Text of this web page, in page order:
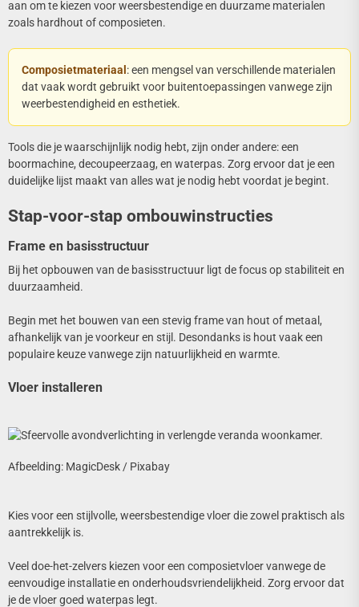
aan om te kiezen voor weersbestendige en duurzame materialen
zoals hardhout of composieten.
Composietmateriaal : een mengsel van verschillende materialen
dat vaak wordt gebruikt voor buitentoepassingen vanwege zijn
weerbestendigheid en esthetiek.
Tools die je waarschijnlijk nodig hebt, zijn onder andere: een
boormachine, decoupeerzaag, en waterpas. Zorg ervoor dat je een
duidelijke lijst maakt van alles wat je nodig hebt voordat je begint.
Stap-voor-stap ombouwinstructies
Frame en basisstructuur
Bij het opbouwen van de basisstructuur ligt de focus op stabiliteit en
duurzaamheid.
Begin met het bouwen van een stevig frame van hout of metaal,
afhankelijk van je voorkeur en stijl. Desondanks is hout vaak een
populaire keuze vanwege zijn natuurlijkheid en warmte.
Vloer installeren
Afbeelding: MagicDesk / Pixabay
Kies voor een stijlvolle, weersbestendige vloer die zowel praktisch als
aantrekkelijk is.
Veel doe-het-zelvers kiezen voor een composietvloer vanwege de
eenvoudige installatie en onderhoudsvriendelijkheid. Zorg ervoor dat
je de vloer goed waterpas legt.